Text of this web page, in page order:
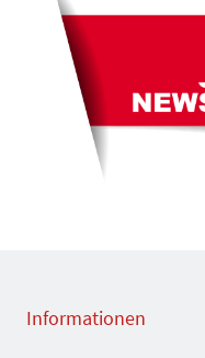
Informationen